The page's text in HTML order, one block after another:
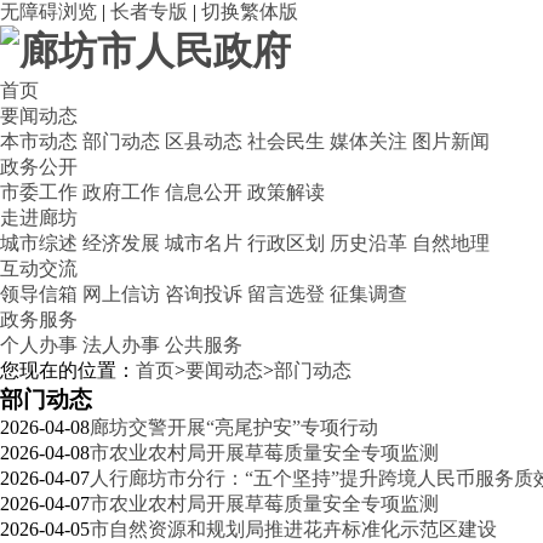
无障碍浏览 | 长者专版 | 切换繁体版
首页
要闻动态
本市动态 部门动态 区县动态 社会民生 媒体关注 图片新闻
政务公开
市委工作 政府工作 信息公开 政策解读
走进廊坊
城市综述 经济发展 城市名片 行政区划 历史沿革 自然地理
互动交流
领导信箱 网上信访 咨询投诉 留言选登 征集调查
政务服务
个人办事 法人办事 公共服务
您现在的位置： 首页>要闻动态>部门动态
部门动态
2026-04-08廊坊交警开展“亮尾护安”专项行动
2026-04-08市农业农村局开展草莓质量安全专项监测
2026-04-07 人行廊坊市分行：“五个坚持”提升跨境人民币服务质
2026-04-07市农业农村局开展草莓质量安全专项监测
2026-04-05市自然资源和规划局推进花卉标准化示范区建设